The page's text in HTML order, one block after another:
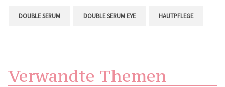
DOUBLE SERUM DOUBLE SERUM EYE HAUTPFLEGE
Verwandte Themen